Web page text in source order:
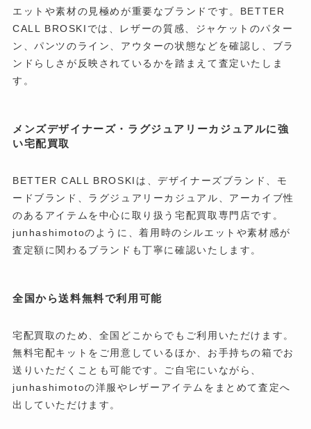
エットや素材の見極めが重要なブランドです。BETTER
CALL BROSKIでは、レザーの質感、ジャケットのパター
ン、パンツのライン、アウターの状態などを確認し、ブラ
ンドらしさが反映されているかを踏まえて査定いたしま
す。
メンズデザイナーズ・ラグジュアリーカジュアルに強
い宅配買取
BETTER CALL BROSKIは、デザイナーズブランド、モ
ードブランド、ラグジュアリーカジュアル、アーカイブ性
のあるアイテムを中心に取り扱う宅配買取専門店です。
junhashimotoのように、着用時のシルエットや素材感が
査定額に関わるブランドも丁寧に確認いたします。
全国から送料無料で利用可能
宅配買取のため、全国どこからでもご利用いただけます。
無料宅配キットをご用意しているほか、お手持ちの箱でお
送りいただくことも可能です。ご自宅にいながら、
junhashimotoの洋服やレザーアイテムをまとめて査定へ
出していただけます。